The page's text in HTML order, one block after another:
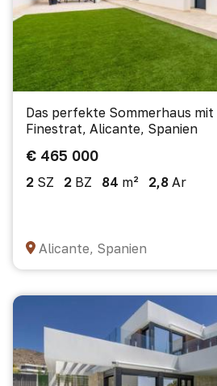
Das perfekte Sommerhaus
Finestrat, Alicante, Spanien
€ 465 000
2 SZ 2 BZ 84 m² 2,8 Ar
Alicante, Spanien